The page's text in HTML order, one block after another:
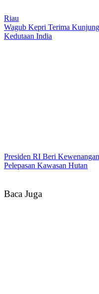
Riau
Wagub Kepri Terima
Kedutaan India
Presiden RI Beri
Pelepasan Kawasan Hutan
Baca Juga